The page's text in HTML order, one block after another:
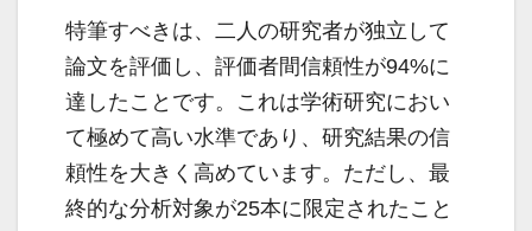
特筆すべきは、二人の研究者が独立して
論文を評価し、評価者間信頼性が94%に
達したことです。これは学術研究におい
て極めて高い水準であり、研究結果の信
頼性を大きく高めています。ただし、最
終的な分析対象が25本に限定されたこと